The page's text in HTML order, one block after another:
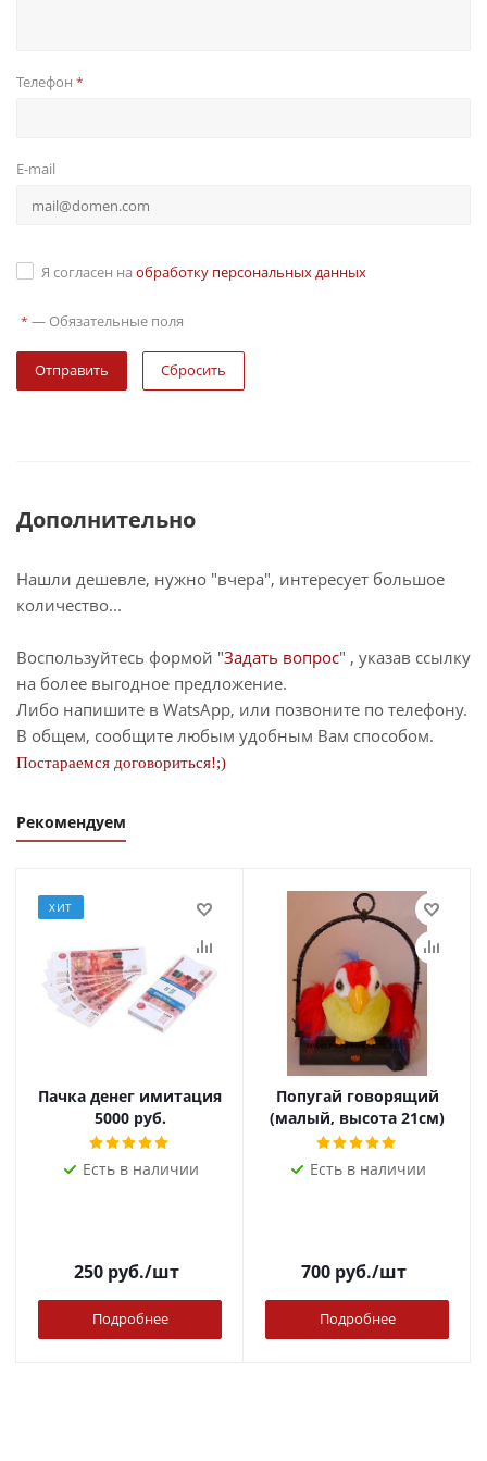
Телефон *
E-mail
Я согласен на обработку персональных данных
* — Обязательные поля
Сбросить
Дополнительно
Нашли дешевле, нужно "вчера", интересует большое
количество...
Воспользуйтесь формой "Задать вопрос" , указав ссылку
на более выгодное предложение.
Либо напишите в WatsApp, или позвоните по телефону.
В общем, сообщите любым удобным Вам способом.
Постараемся договориться!;)
Рекомендуем
ХИТ
Пачка денег имитация
5000 руб.
Есть в наличии
250руб./шт
Подробнее
Попугай говорящий
(малый, высота 21см)
Есть в наличии
700руб./шт
Подробнее